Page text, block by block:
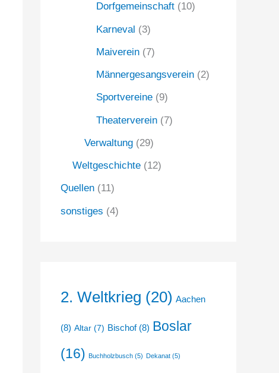
Dorfgemeinschaft (10)
Karneval (3)
Maiverein (7)
Männergesangsverein (2)
Sportvereine (9)
Theaterverein (7)
Verwaltung (29)
Weltgeschichte (12)
Quellen (11)
sonstiges (4)
2. Weltkrieg (20) Aachen
(8) Altar (7) Bischof(8) Boslar
(16) Buchholzbusch (5) Dekanat (5)